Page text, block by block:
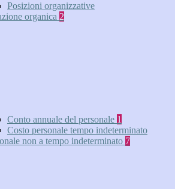
Posizioni organizzative
organica 2
Conto annuale del personale 1
Costo personale tempo indeterminato
non a tempo indeterminato 7